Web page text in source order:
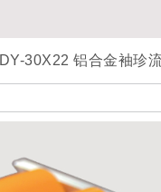
DY-30X22 铝合金袖珍